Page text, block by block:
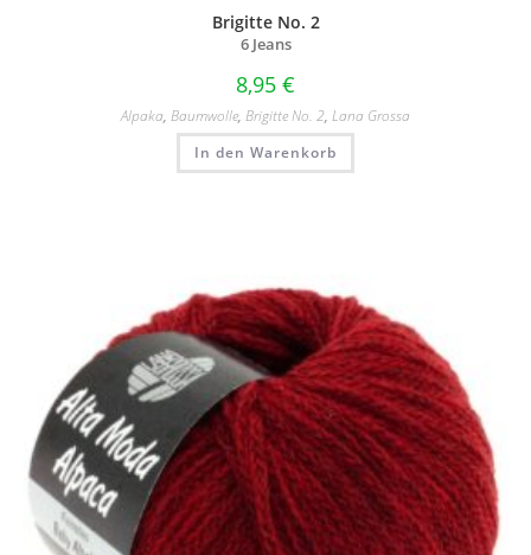
Brigitte No. 2
6 Jeans
8,95 €
Alpaka, Baumwolle, Brigitte No. 2, Lana Grossa
In den Warenkorb